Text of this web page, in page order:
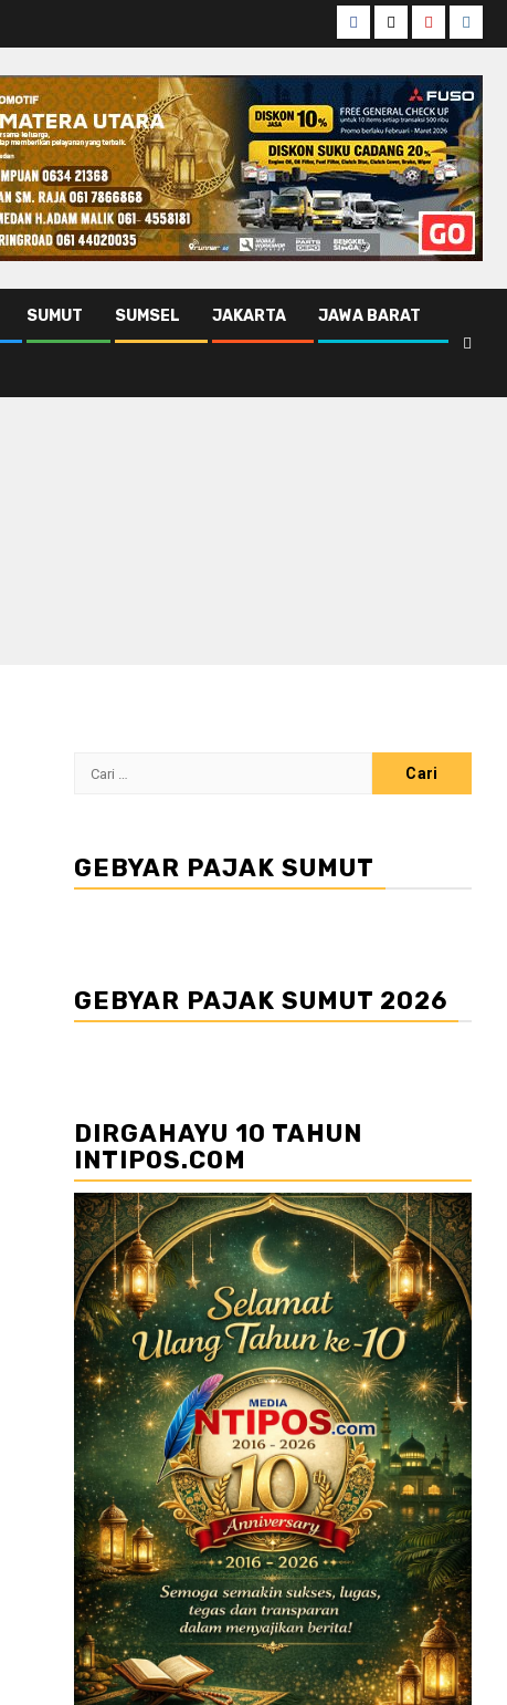
Facebook
TwitterYoutube
SUMUT SUMSEL JAKARTA JAWA BARAT
Cari
GEBYAR PAJAK SUMUT
GEBYAR PAJAK SUMUT 2026
DIRGAHAYU 10 TAHUN
INTIPOS.COM